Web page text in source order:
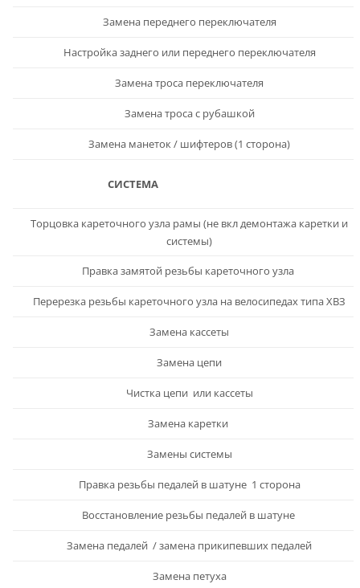
Замена переднего переключателя
Настройка заднего или переднего переключателя
Замена троса переключателя
Замена троса с рубашкой
Замена манеток / шифтеров (1 сторона)
СИСТЕМА
Торцовка кареточного узла рамы (не вкл демонтажа каретки и
системы)
Правка замятой резьбы кареточного узла
Перерезка резьбы кареточного узла на велосипедах типа ХВЗ
Замена кассеты
Замена цепи
Чистка цепи или кассеты
Замена каретки
Замены системы
Правка резьбы педалей в шатуне 1 сторона
Восстановление резьбы педалей в шатуне
Замена педалей / замена прикипевших педалей
Замена петуха